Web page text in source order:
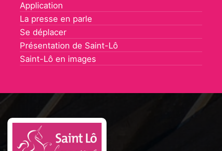
Application
La presse en parle
Se déplacer
Présentation de Saint-Lô
Saint-Lô en images